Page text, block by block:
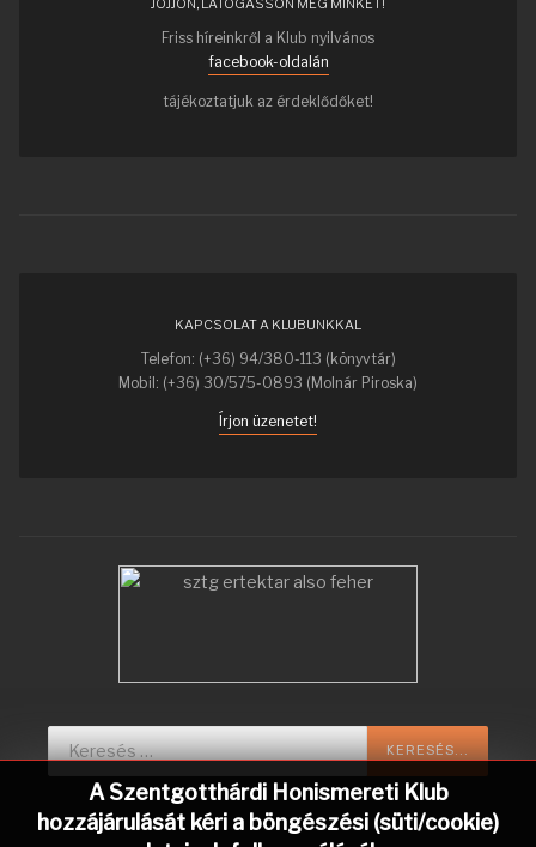
A Szentgotthárdi Honismereti Klub
hozzájárulását kéri a böngészési (süti/cookie)
JÖJJÖN, LÁTOGASSON MEG MINKET!
Friss híreinkről a Klub nyilvános
facebook-oldalán
tájékoztatjuk az érdeklődőket!
KAPCSOLAT A KLUBUNKKAL
Telefon: (+36) 94/380-113 (könyvtár)
Mobil: (+36) 30/575-0893 (Molnár Piroska)
Írjon üzenetet!
Keresés...
KERESÉS...